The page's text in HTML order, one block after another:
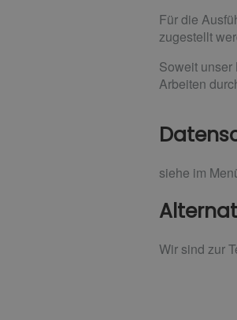
Für die
zugestellt
Soweit
Arbeiten
siehe im
Wir sind zur